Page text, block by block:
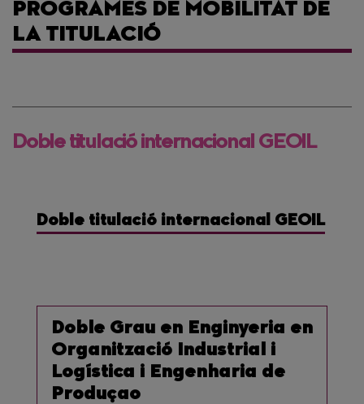
PROGRAMES DE MOBILITAT DE
LA TITULACIÓ
Doble titulació internacional GEOIL
Doble titulació internacional GEOIL
Doble Grau en Enginyeria en
Organització Industrial i
Logística i Engenharia de
Produçao